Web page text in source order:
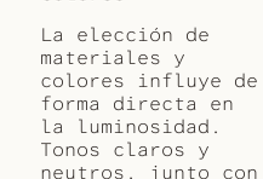
La elección de
materiales y
colores influye de
forma directa en
la luminosidad.
Tonos claros y
neutros, junto con